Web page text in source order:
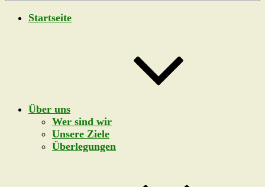
Startseite
Über uns
Wer sind wir
Unsere Ziele
Überlegungen